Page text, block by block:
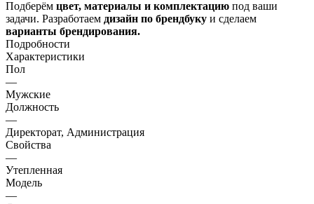
Подберём цвет, материалы и комплектацию под ваши
задачи. Разработаем дизайн по брендбуку и сделаем
варианты брендирования.
Подробности
Характеристики
Пол
—
Мужские
Должность
—
Директорат, Администрация
Свойства
—
Утепленная
Модель
—